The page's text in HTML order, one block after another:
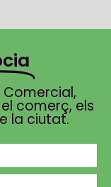
comerç, els
la ciutat.